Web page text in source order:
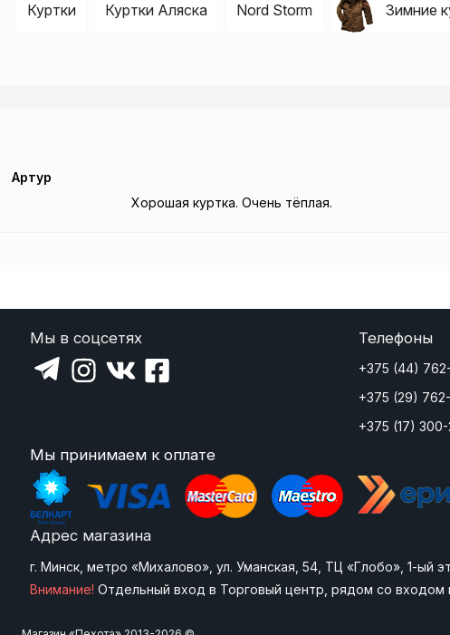
Куртки Куртки Аляска Nord Storm Зимние
Артур
Хорошая куртка. Очень тёплая.
Мы в соцсетях Телефоны
+375 (44)
+375 (29)
+375 (17)
Мы принимаем к оплате
Адрес магазина
г. Минск, метро «Михалово», ул. Уманская, 54, ТЦ «Глобо», 1-ый
Внимание! Отдельный вход в Торговый центр, рядом со входом